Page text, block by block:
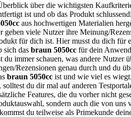
über die wichtigsten
ist und ob das Produkt
aus hochwertigen Materialien
geben viele Nutzer ihre Meinung/
für dich ist. Hier musst du dich für
sich das braun 5050cc für dein
du immer schauen, was andere Nutzer
Rezensionen genau durch und du
braun 5050cc ist und wie viel es
du dir mal auf anderen
Features, die du vorher nicht
sondern auch die von uns
du teilweise als Primekunde